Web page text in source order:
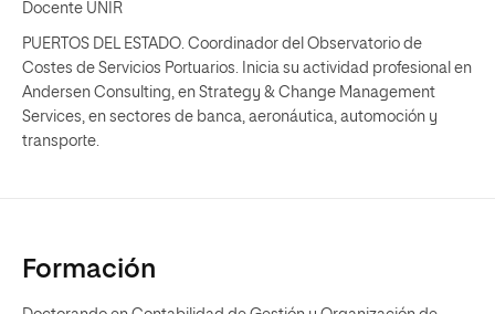
Docente UNIR
PUERTOS DEL ESTADO. Coordinador del Observatorio de
Costes de Servicios Portuarios. Inicia su actividad profesional en
Andersen Consulting, en Strategy & Change Management
Services, en sectores de banca, aeronáutica, automoción y
transporte.
Formación